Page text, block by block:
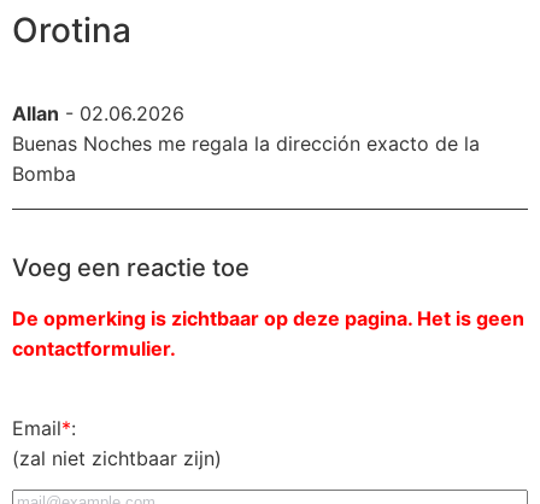
Orotina
Allan - 02.06.2026
Buenas Noches me regala la dirección exacto de la
Bomba
Voeg een reactie toe
De opmerking is zichtbaar op deze pagina. Het is geen
contactformulier.
Email*:
(zal niet zichtbaar zijn)